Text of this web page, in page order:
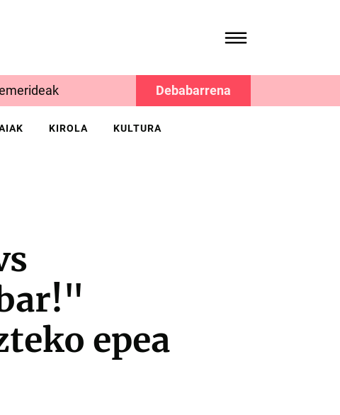
Debabarrena
KIROLA KULTURA
epea